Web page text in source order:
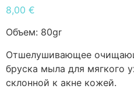
8,00 €
Объем: 80gr
Отшелушивающее
бруска мыла для мягкого
склонной к акне кожей.